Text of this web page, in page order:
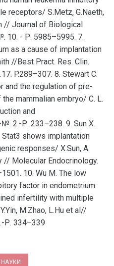
receptors/ S.Metz, G.Naeth,
// Journal of Biological
10. - Р. 5985–5995. 7.
as a cause of implantation
//Best Pract. Res. Clin.
P.289–307. 8. Stewart C.
and the regulation of pre-
mammalian embryo/ C. L.
and
2.-Р. 233–238. 9. Sun X..
shows implantation
responses/ X.Sun, A.
// Molecular Endocrinology.
10. Wu M. The low
factor in endometrium:
infertility with multiple
M.Zhao, L.Hu et al//
Р. 334–339